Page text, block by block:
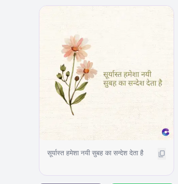
सूर्यास्त हमेशा नयी सुबह का सन्देश देता है